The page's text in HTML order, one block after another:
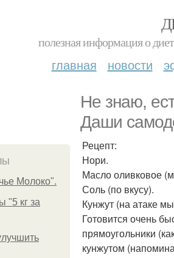
полезная информация о
главная новости
Не знаю,
Даши
Молоко".
"5 кг за
Рецепт:
Нори.
Масло оливковое
Соль (по вкусу).
Кунжут (на атаке
Готовится очень
прямоугольники
кунжутом